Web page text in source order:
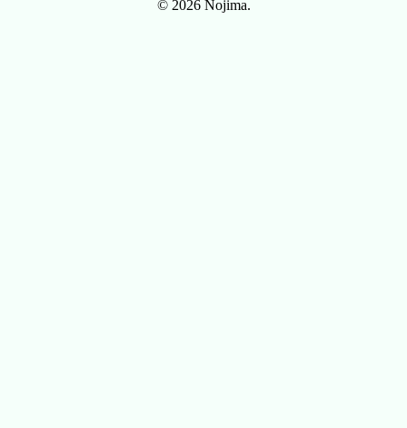
© 2026 Nojima.